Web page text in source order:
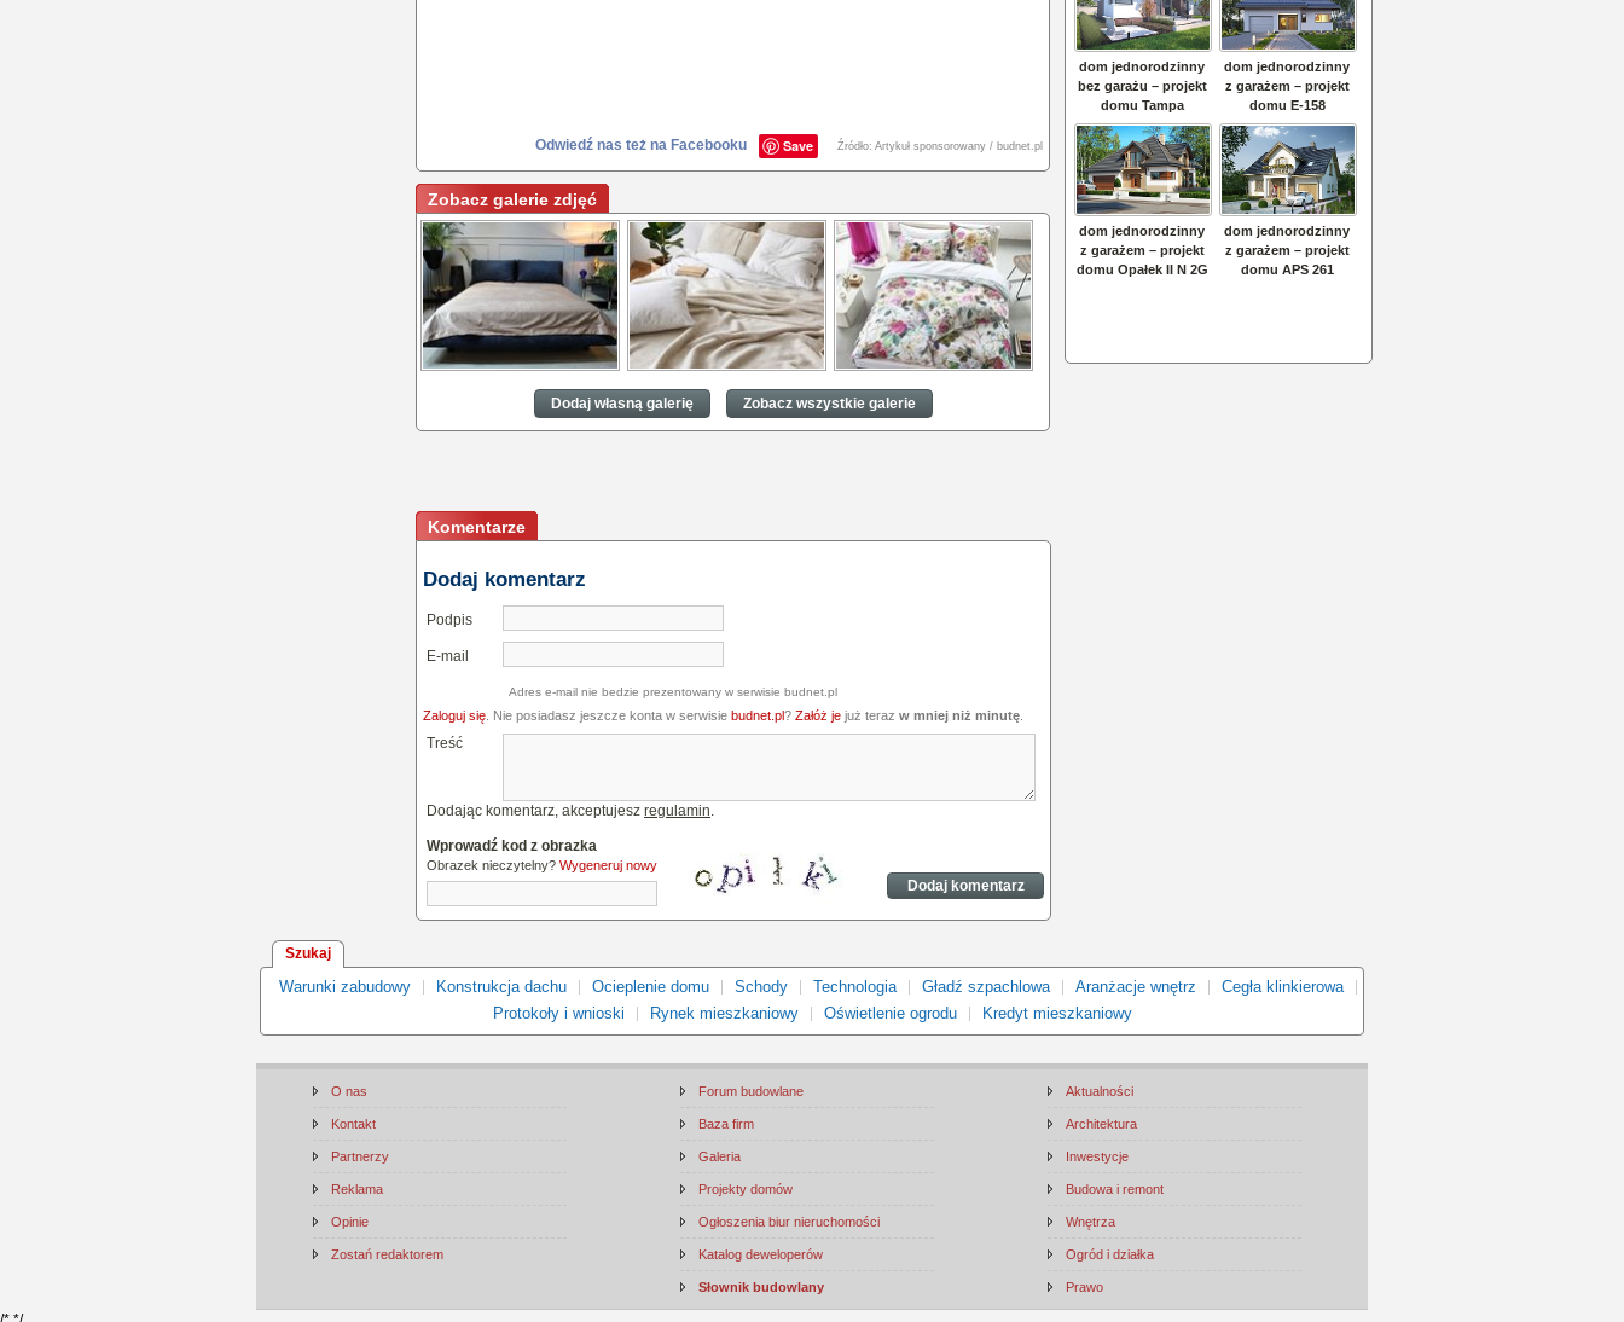
Odwiedź nas też na Facebooku Save Źródło: Artykuł sponsorowany / budnet.pl
Zobacz galerie zdjęć
się wyśpisz
się wyśpisz
Dodaj własną galerię Zobacz wszystkie galerie
Komentarze
Dodaj komentarz
Podpis
E-mail
Adres e-mail nie bedzie prezentowany w serwisie budnet.pl
Zaloguj się . Nie posiadasz jeszcze konta w serwisie budnet.pl? Załóż je już teraz w mniej niż minutę
Treść
Dodając komentarz, akceptujesz regulamin.
Wprowadź kod z obrazka
Obrazek nieczytelny? Wygeneruj nowy
Szukaj
Warunki zabudowy Konstrukcja dachu Ocieplenie domu Schody Technologia Gładź szpachlowa Aranżacje wnętrz
Cegła klinkierowa
Protokoły i wnioski
Rynek mieszkaniowy Oświetlenie ogrodu Kredyt mieszkaniowy
O nas
Kontakt
Partnerzy
Reklama
Opinie
Zostań redaktorem
Forum budowlane
Baza firm
Galeria
Projekty domów
Ogłoszenia biur nieruchomości
Katalog deweloperów
Słownik budowlany
Aktualności
Architektura
Inwestycje
Budowa i remont
Wnętrza
Ogród i działka
Prawo